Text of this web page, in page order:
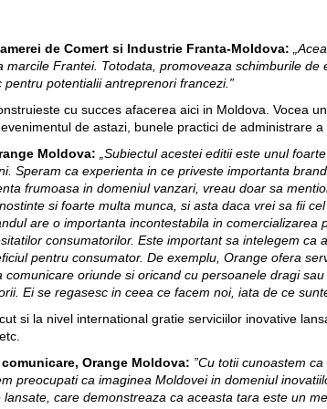
de Comert si Industrie Franta-Moldova:
Frantei. Totodata, promoveaza schimburile
potentialii antreprenori francezi.”
cu succes afacerea aici in Moldova. Vocea
de astazi, bunele practici de administrare a
Moldova:
„Subiectul acestei editii este unul
Speram ca experienta in ce priveste importanta
frumoasa in domeniul vanzari, vreau doar sa
si foarte multa munca, si asta daca vrei sa fii
are o importanta incontestabila in comercializarea
consumatorilor. Este important sa intelegem
pentru consumator. De exemplu, Orange ofera
oriunde si oricand cu persoanele dragi
Ei se regasesc in ceea ce facem noi, iata de ce
si la nivel international gratie serviciilor inovative
Orange Moldova: ”Cu totii cunoastem
preocupati ca imaginea Moldovei in domeniul
care demonstreaza ca aceasta tara este un